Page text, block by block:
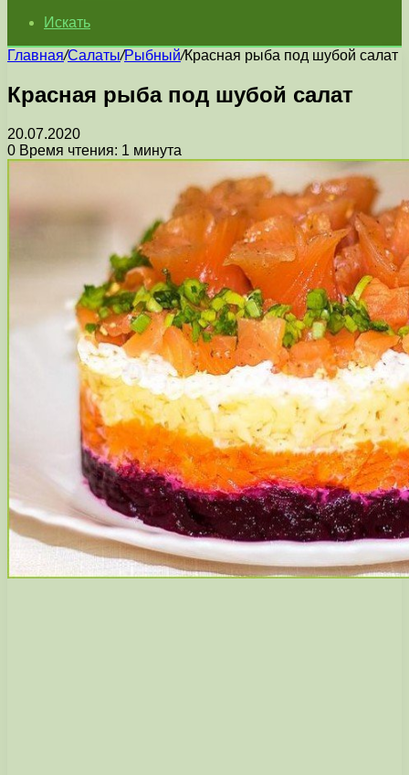
Искать
Главная/Салаты/Рыбный/Красная рыба под шубой салат
Красная рыба под шубой салат
20.07.2020
0 Время чтения: 1 минута